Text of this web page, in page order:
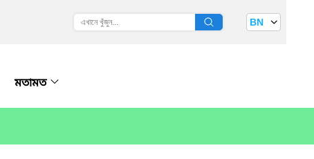
BN
মতামত